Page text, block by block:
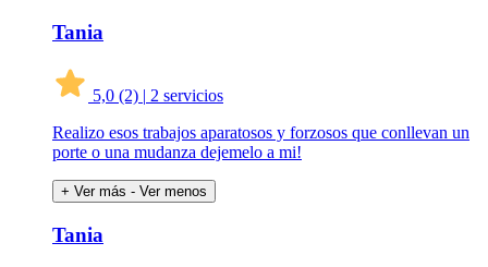
Tania
5,0 (2) | 2 servicios
Realizo esos trabajos aparatosos y forzosos que conllevan un
porte o una mudanza dejemelo a mi!
+ Ver más - Ver menos
Tania